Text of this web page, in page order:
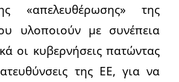
«απελευθέρωσης» της
υλοποιούν με συνέπεια
οι κυβερνήσεις πατώντας
της ΕΕ, για να